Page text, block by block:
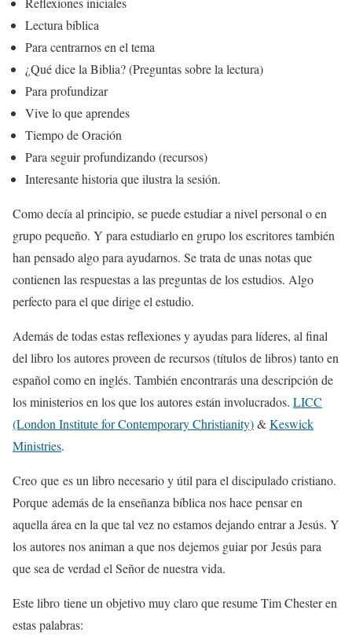
Lectura bíblica
Para centrarnos en el tema
¿Qué dice la Biblia? (Preguntas sobre la lectura)
Para profundizar
Vive lo que aprendes
Tiempo de Oración
Para seguir profundizando (recursos)
Interesante historia que ilustra la sesión.
Como decía al principio, se puede estudiar a nivel personal o en
grupo pequeño. Y para estudiarlo en grupo los escritores también
han pensado algo para ayudarnos. Se trata de unas notas que
contienen las respuestas a las preguntas de los estudios. Algo
perfecto para el que dirige el estudio.
Además de todas estas reflexiones y ayudas para líderes, al final
del libro los autores proveen de recursos (títulos de libros) tanto en
español como en inglés. También encontrarás una descripción de
los ministerios en los que los autores están involucrados. LICC
(London Institute for Contemporary Christianity)&Keswick
Ministries.
Creo que es un libro necesario y útil para el discipulado cristiano.
Porque además de la enseñanza bíblica nos hace pensar en
aquella área en la que tal vez no estamos dejando entrar a Jesús. Y
los autores nos animan a que nos dejemos guiar por Jesús para
que sea de verdad el Señor de nuestra vida.
Este libro tiene un objetivo muy claro que resume Tim Chester en
estas palabras: